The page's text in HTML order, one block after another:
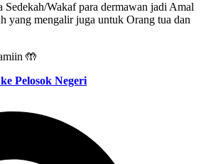
Sedekah/Wakaf para dermawan jadi Amal
yang mengalir juga untuk Orang tua dan
🤲
Pelosok Negeri